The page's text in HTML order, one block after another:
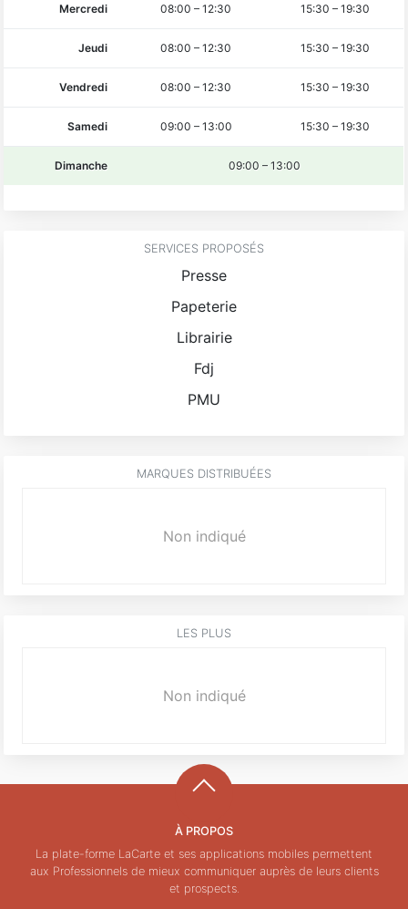
Mercredi 08:00 –12:30 15:30 – 19:30
Jeudi 08:00 –12:30 15:30 – 19:30
Vendredi 08:00 –12:30 15:30 – 19:30
Samedi 09:00 – 13:00 15:30 – 19:30
Dimanche 09:00 –13:00
SERVICES PROPOSÉS
Presse
Papeterie
Librairie
Fdj
PMU
MARQUES DISTRIBUÉES
Non indiqué
LES PLUS
Non indiqué
À PROPOS
La plate-forme LaCarte et ses applications mobiles permettent
aux Professionnels de mieux communiquer auprès de leurs clients
et prospects.